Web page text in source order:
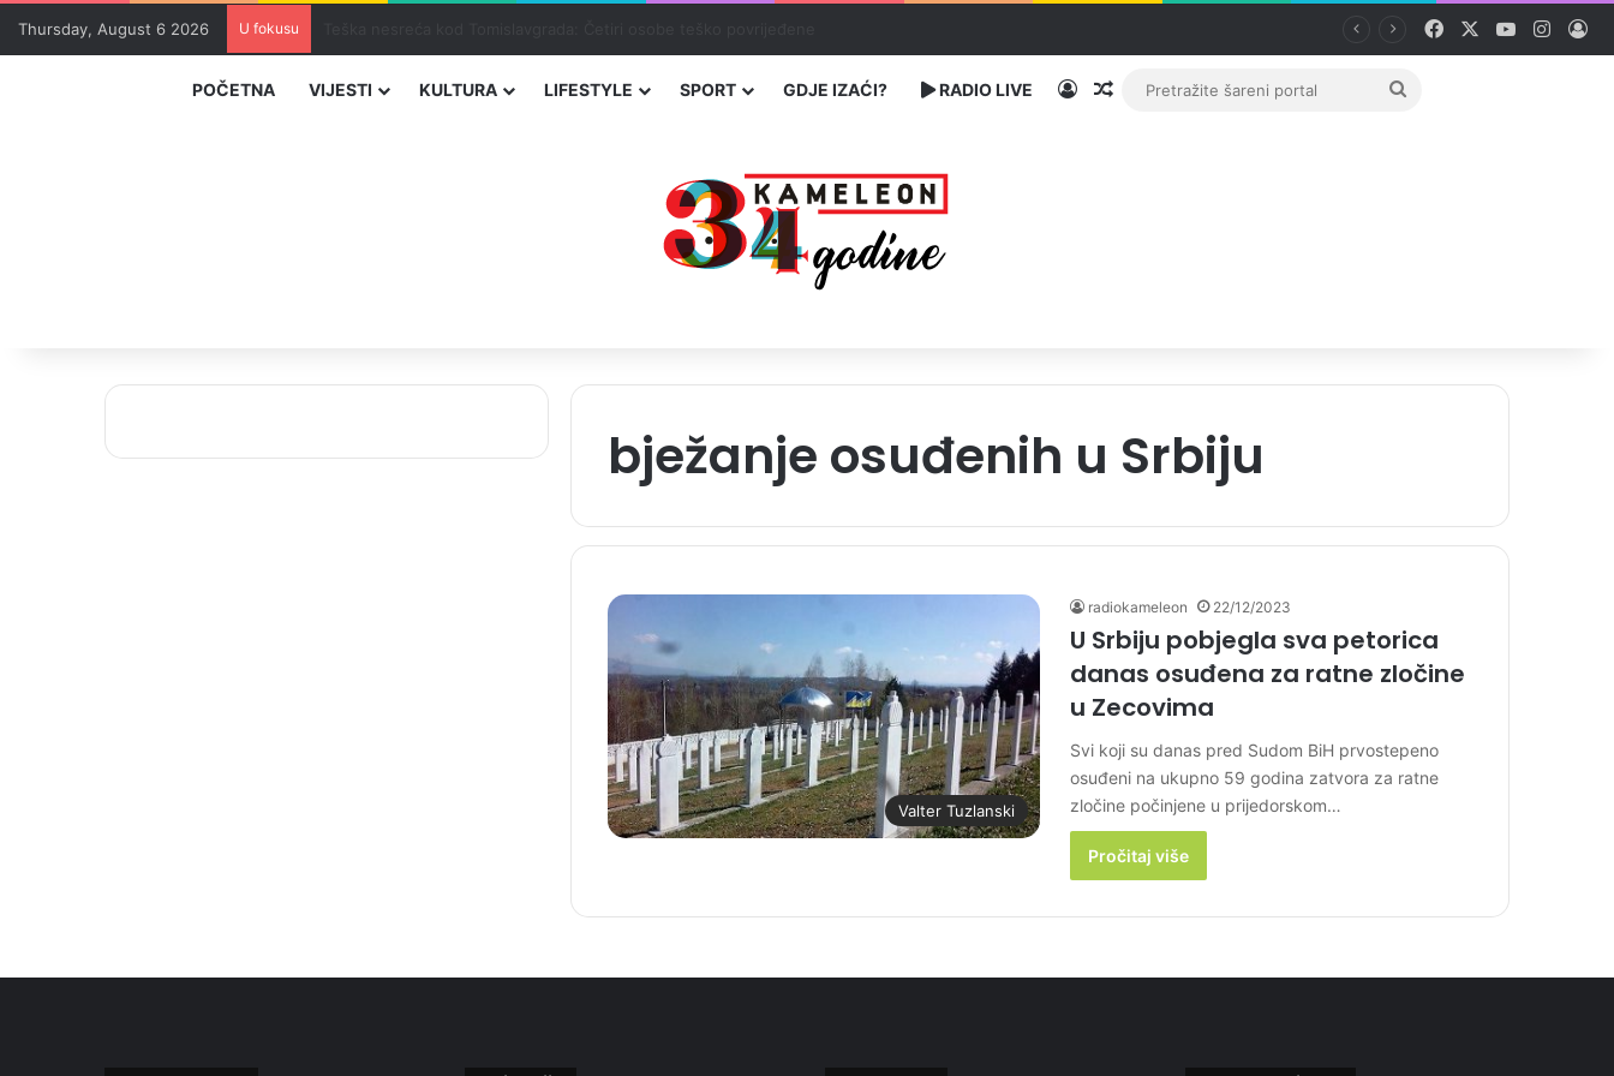
Thursday, August 6 2026 U fokusu Facebook YouTube
POČETNA VIJESTI KULTURA LIFESTYLE SPORT GDJE IZAĆI? RADIO LIVE PrijavaRandom članak
Pretražite
bježanje osuđenih u Srbiju
Valter Tuzlanski
radiokameleon 22/12/2023
U Srbiju pobjegla sva petorica
danas osuđena za ratne zločine
u Zecovima
Svi koji su danas pred Sudom BiH prvostepeno
osuđeni na ukupno 59 godina zatvora za ratne
zločine počinjene u prijedorskom…
Pročitaj više